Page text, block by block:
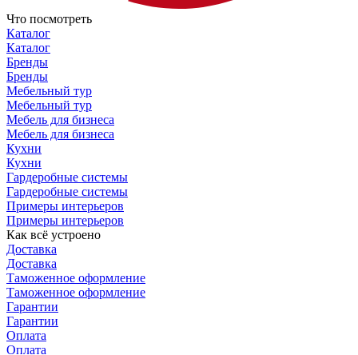
Что посмотреть
Каталог
Каталог
Бренды
Бренды
Мебельный тур
Мебельный тур
Мебель для бизнеса
Мебель для бизнеса
Кухни
Кухни
Гардеробные системы
Гардеробные системы
Примеры интерьеров
Примеры интерьеров
Как всё устроено
Доставка
Доставка
Таможенное оформление
Таможенное оформление
Гарантии
Гарантии
Оплата
Оплата